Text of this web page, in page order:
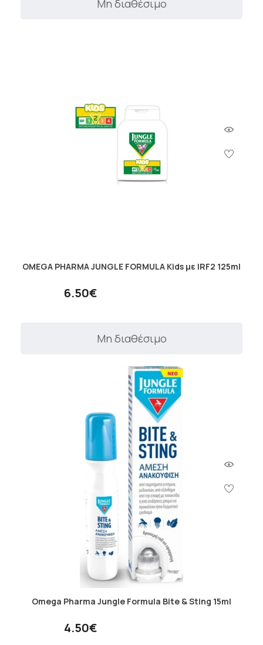
Μη διαθέσιμο
OMEGA PHARMA JUNGLE FORMULA Kids με IRF2 125ml
6.50€
Μη διαθέσιμο
Omega Pharma Jungle Formula Bite & Sting 15ml
4.50€